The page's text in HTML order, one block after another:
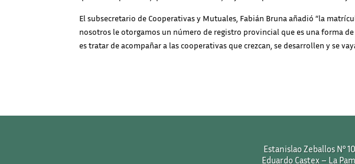
El subsecretario de Cooperativas y Mutuales, Fabián Bruna añadió “la
nosotros le otorgamos un número de registro provincial que es una forma
es tratar de acompañar a las cooperativas que crezcan, se desarrollen y se
Estanislao Zeballos N°
Eduardo Castex – La